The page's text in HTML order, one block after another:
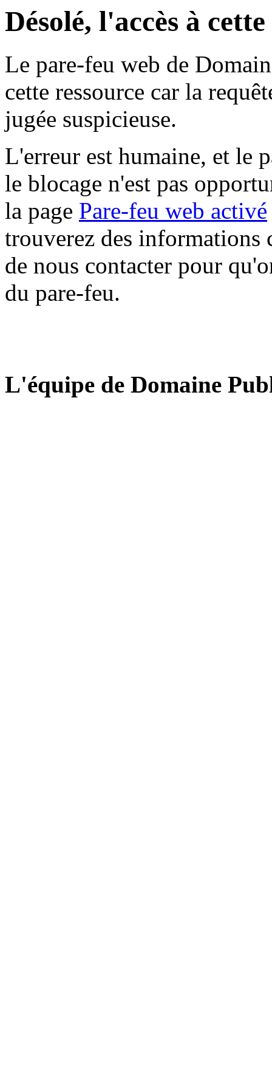
Désolé, l'accès à
Le pare-feu web de
cette ressource car la
jugée suspicieuse.
L'erreur est humaine, et le
le blocage n'est pas
la page Pare-feu web activé
trouverez des informations
de nous contacter pour
du pare-feu.
L'équipe de Domaine